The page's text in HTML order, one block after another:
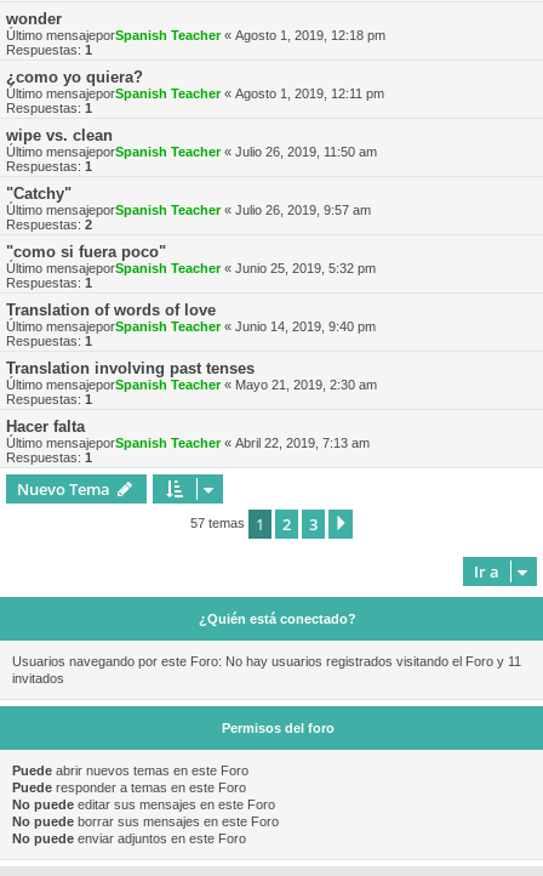
wonder
Último mensajeporSpanish Teacher« Agosto 1, 2019, 12:18 pm
Respuestas: 1
¿como yo quiera?
Último mensajeporSpanish Teacher« Agosto 1, 2019, 12:11 pm
Respuestas: 1
wipe vs. clean
Último mensajeporSpanish Teacher« Julio 26, 2019, 11:50 am
Respuestas: 1
"Catchy"
Último mensajeporSpanish Teacher« Julio 26, 2019, 9:57 am
Respuestas: 2
"como si fuera poco"
Último mensajeporSpanish Teacher« Junio 25, 2019, 5:32 pm
Respuestas: 1
Translation of words of love
Último mensajeporSpanish Teacher« Junio 14, 2019, 9:40 pm
Respuestas: 1
Translation involving past tenses
Último mensajeporSpanish Teacher« Mayo 21, 2019, 2:30 am
Respuestas: 1
Hacer falta
Último mensajeporSpanish Teacher« Abril 22, 2019, 7:13 am
Respuestas: 1
Nuevo Tema
57 temas 1 2 3
Ir a
¿Quién está conectado?
Usuarios navegando por este Foro: No hay usuarios registrados visitando el Foro y 11
invitados
Permisos del foro
Puede abrir nuevos temas en este Foro
Puede responder a temas en este Foro
No puede editar sus mensajes en este Foro
No puede borrar sus mensajes en este Foro
No puede enviar adjuntos en este Foro